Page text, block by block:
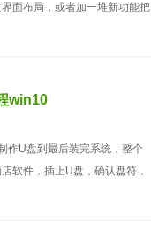
面布局，或者加一堆新功能把
win10
作U盘到最后装完系统，整个
软件，插上U盘，确认盘符，